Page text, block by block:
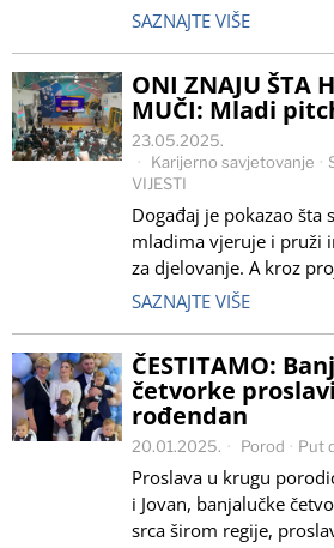
SAZNAJTE VIŠE
ONI ZNAJU ŠTA
MUČI: Mladi
23.05.2025.
Karijerno savjetovanje ·
VIJESTI
Događaj je pokazao šta
mladima vjeruje i pruži
za djelovanje. A kroz
SAZNAJTE VIŠE
ČESTITAMO:
četvorke
rođendan
20.01.2025. Porod · Put
Proslava u krugu
i Jovan, banjalučke
srca širom regije,